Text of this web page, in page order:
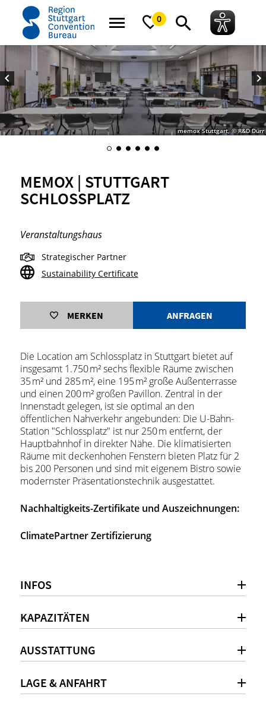
0
Startseite memox | Stuttgart Schlossplatz
memox Stuttgart, © R&D Dürr
MEMOX | STUTTGART
SCHLOSSPLATZ
Veranstaltungshaus
Strategischer Partner
Sustainability Certificate
MERKEN ANFRAGEN
Die Location am Schlossplatz in Stuttgart bietet auf
insgesamt 1.750 m² sechs flexible Räume zwischen
35 m² und 285 m², eine 195 m² große Außenterrasse
und einen 200 m² großen Pavillon. Zentral in der
Innenstadt gelegen, ist sie optimal an den
öffentlichen Nahverkehr angebunden: Die U-Bahn-
Station "Schlossplatz" ist nur 250 m entfernt, der
Hauptbahnhof in direkter Nähe. Die klimatisierten
Räume mit deckenhohen Fenstern bieten Platz für 2
bis 200 Personen und sind mit eigenem Bistro sowie
modernster Präsentationstechnik ausgestattet.
Nachhaltigkeits-Zertifikate und Auszeichnungen:
ClimatePartner Zertifizierung
INFOS
KAPAZITÄTEN
AUSSTATTUNG
LAGE & ANFAHRT